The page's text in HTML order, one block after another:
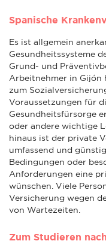
Spanische
Es ist allgemein
Gesundheitssysteme
Grund- und
Arbeitnehmer in Gijón
zum
Voraussetzungen für
Gesundheitsfürsorge
oder andere wichtige
hinaus ist der private
umfassend und
Bedingungen oder
Anforderungen eine
wünschen. Viele
Versicherung wegen
von Wartezeiten.
Zum Studieren